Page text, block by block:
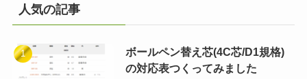
人気の記事
ボールペン替え芯(4C芯/D1規格)
の対応表つくってみました